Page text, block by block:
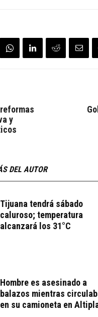
y
DEL AUTOR
Tijuana tendrá sábado
caluroso; temperatura
alcanzará los 31°C
Hombre es asesinado a
balazos mientras
en su camioneta en